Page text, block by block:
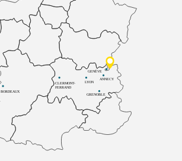
BORDEAUX
CLERMONT-
FERRAND
LYON
ANNECY
GRENOBLE
GENÈVE